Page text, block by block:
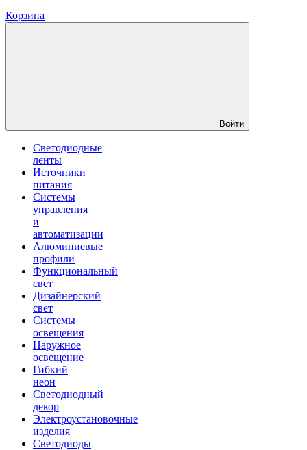
Корзина
Войти
Светодиодные
ленты
Источники
питания
Системы
управления
и
автоматизации
Алюминиевые
профили
Функциональный
свет
Дизайнерский
свет
Системы
освещения
Наружное
освещение
Гибкий
неон
Светодиодный
декор
Электроустановочные
изделия
Светодиоды